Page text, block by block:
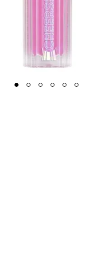
1 2 3 4 5 6